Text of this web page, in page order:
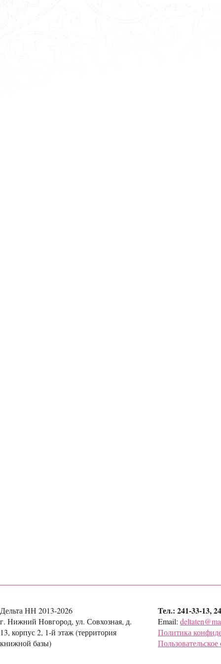
Дельта НН 2013-2026
г. Нижний Новгород, ул. Совхозная, д.
13, корпус 2, 1-й этаж (территория
книжной базы)
Тел.: 241-33-13,
Email:
Политика